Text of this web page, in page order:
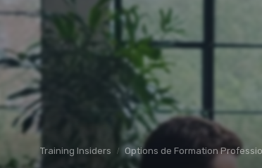
Training Insiders Options de Formation